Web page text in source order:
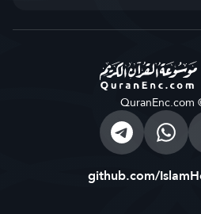
QuranEnc.com
github.com/